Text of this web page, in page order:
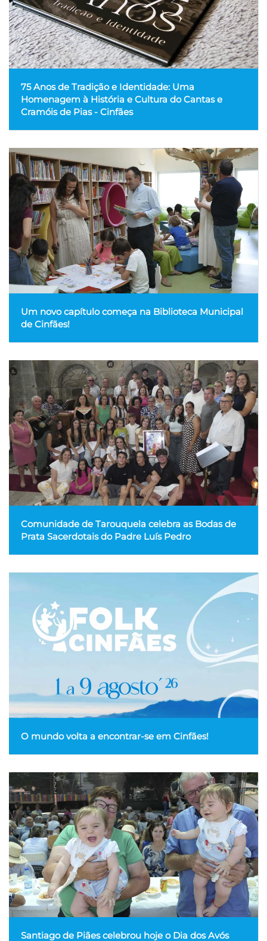
75 Anos de Tradição e Identidade: Uma
Homenagem à História e Cultura do Cantas e
Cramóis de Pias - Cinfães
Um novo capítulo começa na Biblioteca Municipal
de Cinfães!
Comunidade de Tarouquela celebra as Bodas de
Prata Sacerdotais do Padre Luís Pedro
O mundo volta a encontrar-se em Cinfães!
Santiago de Piães celebrou hoje o Dia dos Avós